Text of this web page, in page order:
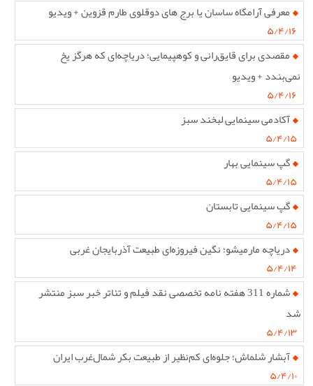
معرفی آرامگاه ساسان یا برج های دوقلوی طارم قزوین + ویدیو
۵/۴/۱۶
مقصدی برای قایق‌رانی و کوهپیمایی؛ دریاچه‌ای که هرگز یخ
نمی‌بندد + ویدیو
۵/۴/۱۶
آکادمی سینمایی لبخند سبز
۵/۴/۱۵
گپ سینمایی بهار
۵/۴/۱۵
گپ سینمایی تابستان
۵/۴/۱۵
دریاچه مارمیشو؛ نگین فیروزه‌ای طبیعت آذربایجان غربی
۵/۴/۱۴
شماره 311 هفته نامه تخصصی نقد فیلم و تئاتر خبر سبز منتشر
شد
۵/۴/۱۳
آبشار شلماش؛ جلوه‌ای کم‌نظیر از طبیعت بکر شمال‌غرب ایران
۵/۴/۱۰